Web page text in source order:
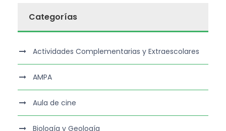
Categorías
Actividades Complementarias y Extraescolares
AMPA
Aula de cine
Biología y Geología